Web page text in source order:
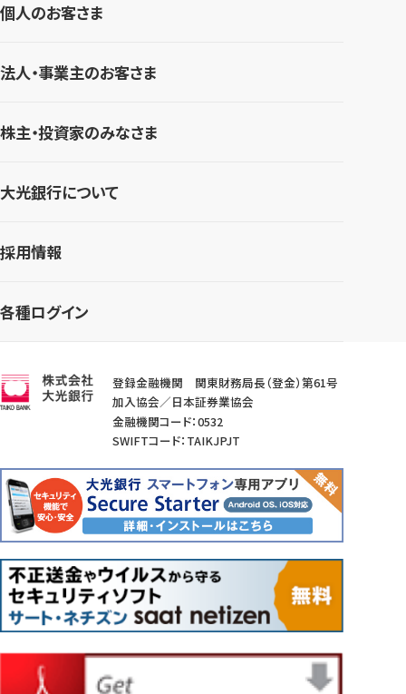
個人のお客さま
法人・事業主のお客さま
株主・投資家のみなさま
大光銀行について
採用情報
各種ログイン
登録金融機関 関東財務局長（登金）第61号
加入協会／日本証券業協会
金融機関コード：0532
SWIFTコード：TAIKJPJT